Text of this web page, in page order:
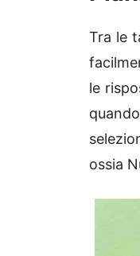
Tra le
le
ossia